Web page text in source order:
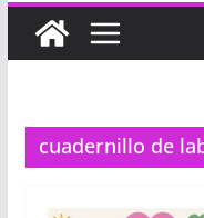
cuadernillo de